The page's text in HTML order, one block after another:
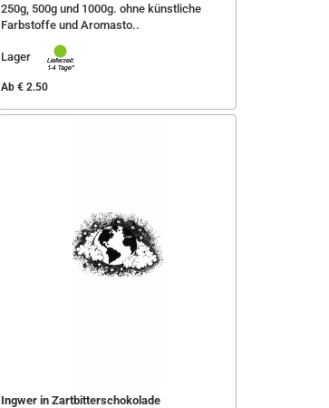
250g, 500g und 1000g. ohne künstliche
Farbstoffe und Aromasto..
Lager
Ab € 2.50
Ingwer in Zartbitterschokolade